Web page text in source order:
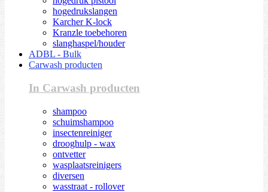
hogedrukslangen
Karcher K-lock
Kranzle toebehoren
slanghaspel/houder
ADBL - Bulk
Carwash producten
In Carwash producten
shampoo
schuimshampoo
insectenreiniger
drooghulp - wax
ontvetter
wasplaatsreinigers
diversen
wasstraat - rollover